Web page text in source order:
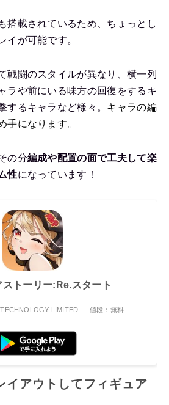
搭載されているため、ちょっとし
イが可能です。
戦闘のスタイルが異なり、横一列
ラや前にいる味方の回復をするキ
するキャラなど様々。 キャラの編
手になります。
の分編成や配置の面で工夫して楽
性になっています！
ストーリー:Re.スタート
LIMITED 値段：無料
イアウトしてフィギュア